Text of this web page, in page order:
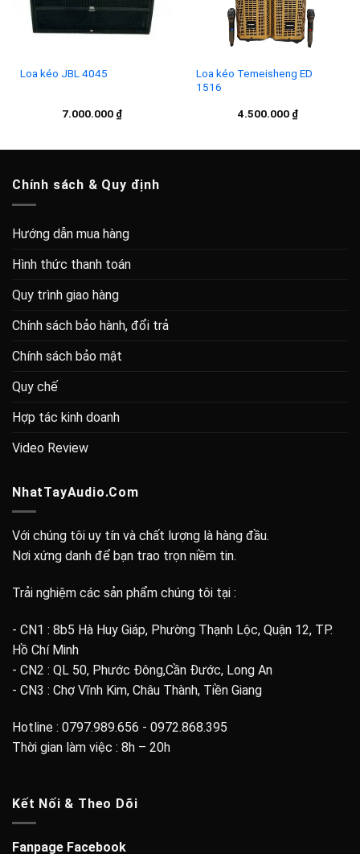
Loa kéo JBL 4045
7.000.000 ₫
Loa kéo Temeisheng ED
1516
4.500.000 ₫
Chính sách & Quy định
Hướng dẫn mua hàng
Hình thức thanh toán
Quy trình giao hàng
Chính sách bảo hành, đổi trả
Chính sách bảo mật
Quy chế
Hợp tác kinh doanh
Video Review
NhatTayAudio.Com
Với chúng tôi uy tín và chất lượng là hàng đầu.
Nơi xứng danh để bạn trao trọn niềm tin.
Trải nghiệm các sản phẩm chúng tôi tại :
- CN1 : 8b5 Hà Huy Giáp, Phường Thạnh Lộc, Quận 12, TP.
Hồ Chí Minh
- CN2 : QL 50, Phước Đông,Cần Đước, Long An
- CN3 : Chợ Vĩnh Kim, Châu Thành, Tiền Giang
Hotline : 0797.989.656 - 0972.868.395
Thời gian làm việc : 8h – 20h
Kết Nối & Theo Dõi
Fanpage Facebook